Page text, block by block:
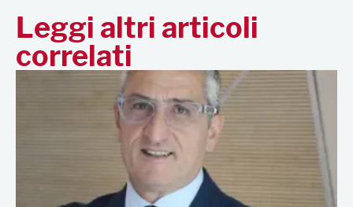
Leggi altri articoli
correlati